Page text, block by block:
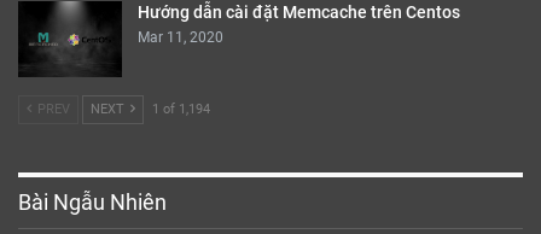
Hướng dẫn cài đặt Memcache trên Centos
Mar 11, 2020
PREV NEXT 1 of 1,194
Bài Ngẫu Nhiên